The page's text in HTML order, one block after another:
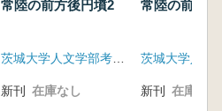
常陸の前方後円墳2
茨城大学人文学部考古学研究室
新刊 在庫なし
常陸の前方
新刊 在庫なし